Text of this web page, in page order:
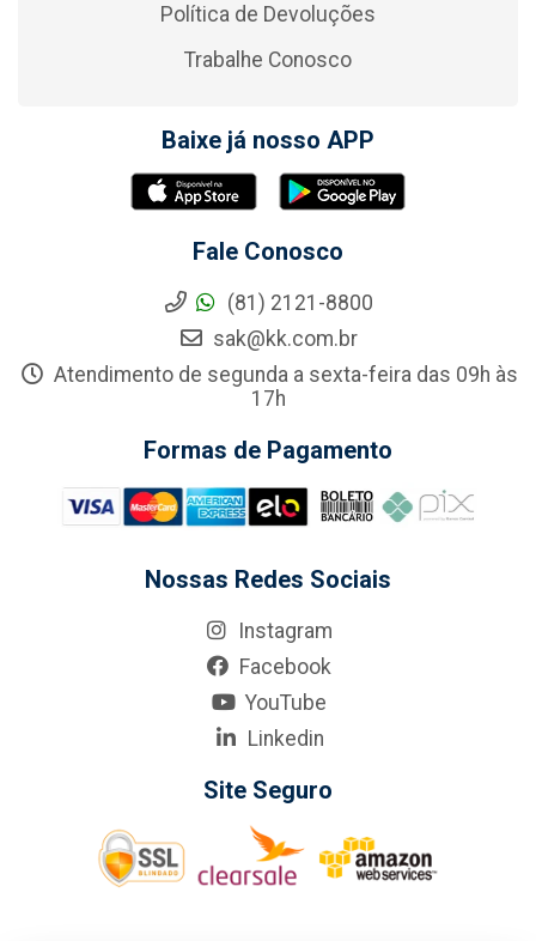
Política de Devoluções
Trabalhe Conosco
Baixe já nosso APP
Fale Conosco
(81) 2121-8800
sak@kk.com.br
Atendimento de segunda a sexta-feira das 09h às
17h
Formas de Pagamento
Nossas Redes Sociais
Instagram
Facebook
YouTube
Linkedin
Site Seguro